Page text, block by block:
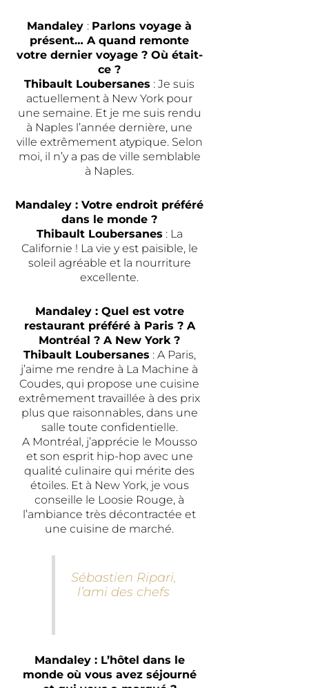
Mandaley : Parlons voyage à
présent… A quand remonte
votre dernier voyage ? Où était-
ce ?
Thibault Loubersanes : Je suis
actuellement à New York pour
une semaine. Et je me suis rendu
à Naples l’année dernière, une
ville extrêmement atypique. Selon
moi, il n’y a pas de ville semblable
à Naples.
Mandaley : Votre endroit préféré
dans le monde ?
Thibault Loubersanes : La
Californie ! La vie y est paisible, le
soleil agréable et la nourriture
excellente.
Mandaley : Quel est votre
restaurant préféré à Paris ? A
Montréal ? A New York ?
Thibault Loubersanes : A Paris,
j’aime me rendre à La Machine à
Coudes, qui propose une cuisine
extrêmement travaillée à des prix
plus que raisonnables, dans une
salle toute confidentielle.
A Montréal, j’apprécie le Mousso
et son esprit hip-hop avec une
qualité culinaire qui mérite des
étoiles. Et à New York, je vous
conseille le Loosie Rouge, à
l’ambiance très décontractée et
une cuisine de marché.
Sébastien Ripari,
l’ami des chefs
Mandaley : L’hôtel dans le
monde où vous avez séjourné